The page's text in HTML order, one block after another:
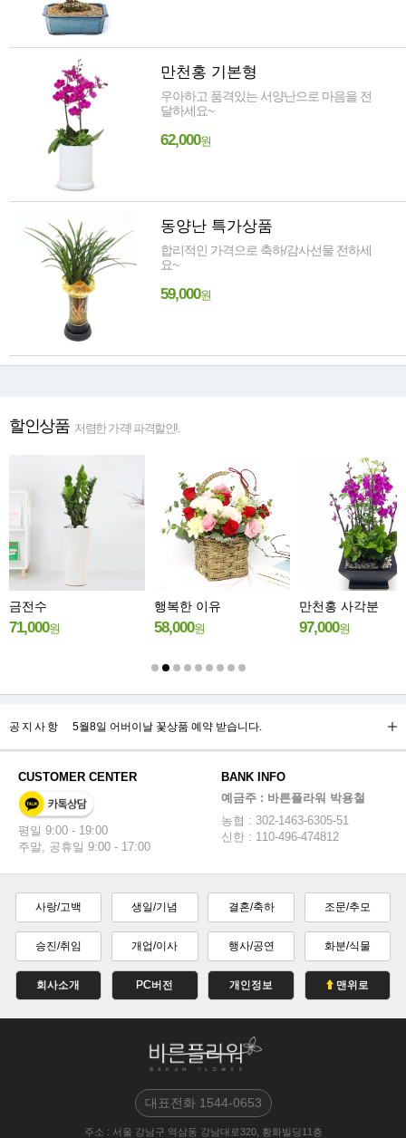
만천홍 기본형
우아하고 품격있는 서양난으로 마음을 전
달하세요~
62,000원
동양난 특가상품
합리적인 가격으로 축하/감사선물 전하세
요~
59,000원
할인상품 저렴한 가격! 파격할인!.
금전수
71,000원
행복한 이유
58,000원
만천홍 사각분
97,000원
공지사항 5월8일 어버이날 꽃상품 예약 받습니다.
CUSTOMER CENTER
평일 9:00 - 19:00
주말, 공휴일 9:00 - 17:00
BANK INFO
예금주 : 바른플라워 박용철
농협 : 302-1463-6305-51
신한 : 110-496-474812
사랑/고백 생일/기념 결혼/축하 조문/추모
승진/취임 개업/이사 행사/공연 화분/식물
회사소개 PC버전 개인정보 맨위로
대표전화1544-0653
주소 : 서울 강남구 역삼동 강남대로320, 황화빌딩11층